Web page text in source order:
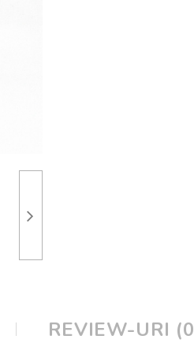
REVIEW-URI